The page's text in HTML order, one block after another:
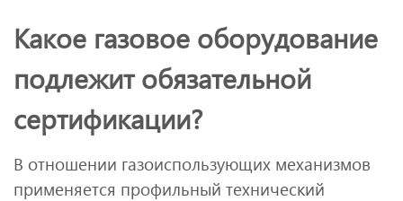
Какое газовое оборудование
подлежит обязательной
сертификации?
В отношении газоиспользующих механизмов
применяется профильный технический